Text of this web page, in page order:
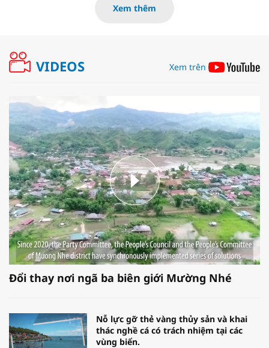
Xem thêm
VIDEOS Xem trên
Đổi thay nơi ngã ba biên giới Mường Nhé
Nỗ lực gỡ thẻ vàng thủy sản và khai
thác nghề cá có trách nhiệm tại các
vùng biển.